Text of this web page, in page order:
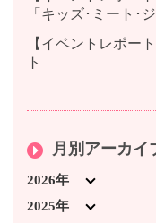
「キッズ･ミート･
【イベントレポー
ト
月別アーカイ
2026年
2026年7月 (3)
2025年